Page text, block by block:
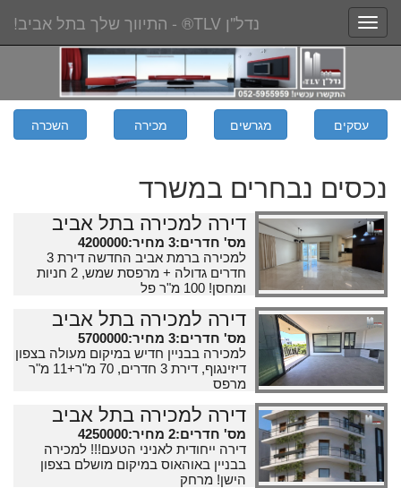
Toggle
navigation
נדל"ן TLV® - התיווך שלך בתל אביב!
נבחרים במשרד
דירה למכירה בתל אביב
מס' חדרים:3 מחיר:4200000
למכירה ברמת אביב החדשה דירת 3
חדרים גדולה + מרפסת שמש, 2 חניות
ומחסן! 100 מ"ר פל
דירה למכירה בתל אביב
מס' חדרים:3 מחיר:5700000
למכירה בבניין חדיש במיקום מעולה בצפון
דיזינגוף, דירת 3 חדרים, 70 מ"ר+11 מ"ר
מרפס
דירה למכירה בתל אביב
מס' חדרים:2 מחיר:4250000
דירה ייחודית לאניני הטעם!!! למכירה
בבניין באוהאוס במיקום מושלם בצפון
הישן! מרחק